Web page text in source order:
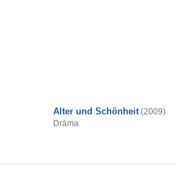
Alter und Schönheit (2009)
Drāma